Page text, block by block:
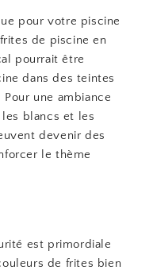
pour votre piscine
de piscine en
pourrait être
dans des teintes
une ambiance
blancs et les
devenir des
le thème
est primordiale
de frites bien